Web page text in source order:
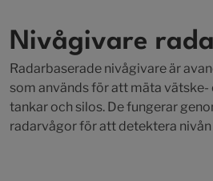
Nivågivare
Radarbaserade nivågivare är
som används för att mäta vätske-
tankar och silos. De fungerar
radarvågor för att detektera